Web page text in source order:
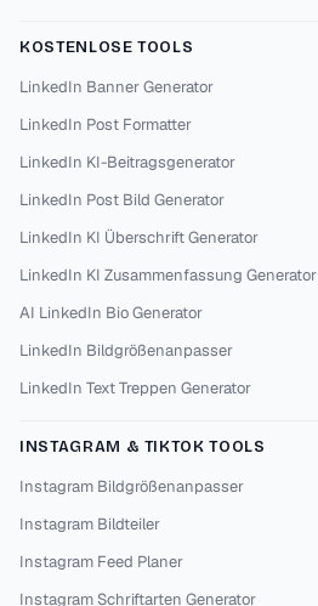
KOSTENLOSE TOOLS
LinkedIn Banner Generator
LinkedIn Post Formatter
LinkedIn KI-Beitragsgenerator
LinkedIn Post Bild Generator
LinkedIn KI Überschrift Generator
LinkedIn KI Zusammenfassung Generator
AI LinkedIn Bio Generator
LinkedIn Bildgrößenanpasser
LinkedIn Text Treppen Generator
INSTAGRAM & TIKTOK TOOLS
Instagram Bildgrößenanpasser
Instagram Bildteiler
Instagram Feed Planer
Instagram Schriftarten Generator